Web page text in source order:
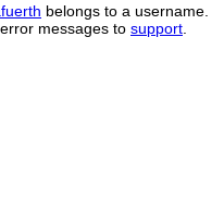
belongs to a username.
messages to support